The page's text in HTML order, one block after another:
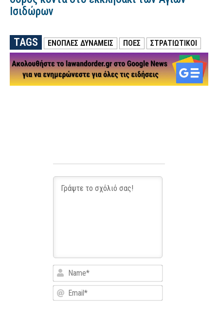
Ισιδώρων
TAGS ΕΝΟΠΛΕΣ ΔΥΝΑΜΕΙΣ ΠΟΕΣ ΣΤΡΑΤΙΩΤΙΚΟΙ
Name*
Email*